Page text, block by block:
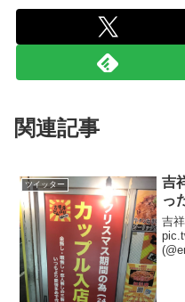
関連記事
ツイッター
吉
っ
吉